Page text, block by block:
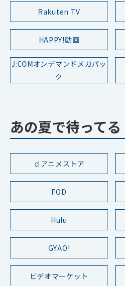
Rakuten TV
HAPPY!動画
J:COMオンデマンドメガパッ
ク
あの夏で待ってる
ｄアニメストア
FOD
Hulu
GYAO!
ビデオマーケット